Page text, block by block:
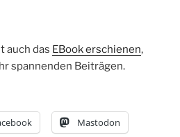
auch das EBook erschienen,
spannenden Beiträgen.
Mastodon